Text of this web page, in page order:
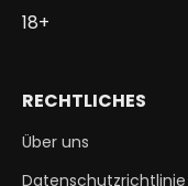
18+
RECHTLICHES
Über uns
Datenschutzrichtlinie